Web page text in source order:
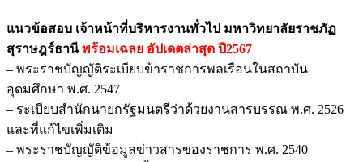
แนวข้อสอบ เจ้าหน้าที่บริหารงานทั่วไป มหาวิทยาลัยราชภัฏ
สุราษฎร์ธานีพร้อมเฉลย อัปเดตล่าสุด ปี2567
– พระราชบัญญัติระเบียบข้าราชการพลเรือนในสถาบัน
อุดมศึกษา พ.ศ. 2547
– ระเบียบสำนักนายกรัฐมนตรีว่าด้วยงานสารบรรณ พ.ศ. 2526
และที่แก้ไขเพิ่มเติม
– พระราชบัญญัติข้อมูลข่าวสารของราชการ พ.ศ. 2540